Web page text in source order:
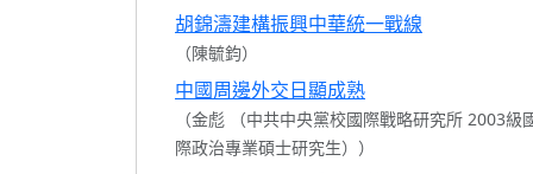
胡錦濤建構振興中華統一戰線
（陳毓鈞）
中國周邊外交日顯成熟
（金彪 （中共中央黨校國際戰略研究所 2003級
際政治專業碩士研究生））